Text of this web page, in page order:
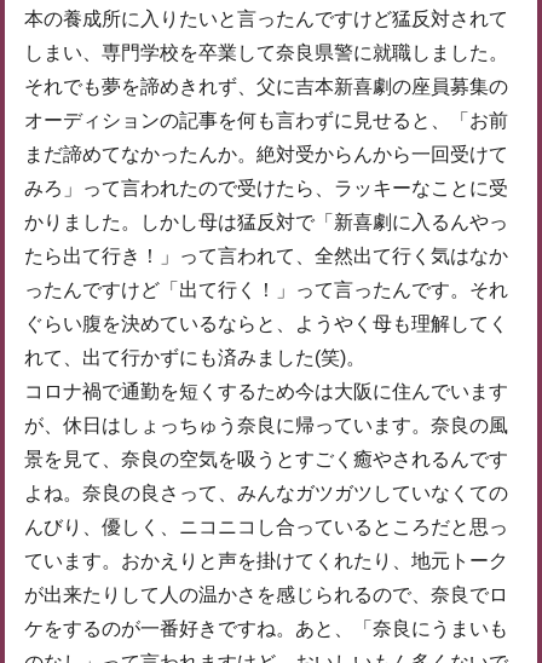
本の養成所に入りたいと言ったんですけど猛反対されて
しまい、専門学校を卒業して奈良県警に就職しました。
それでも夢を諦めきれず、父に吉本新喜劇の座員募集の
オーディションの記事を何も言わずに見せると、「お前
まだ諦めてなかったんか。絶対受からんから一回受けて
みろ」って言われたので受けたら、ラッキーなことに受
かりました。しかし母は猛反対で「新喜劇に入るんやっ
たら出て行き！」って言われて、全然出て行く気はなか
ったんですけど「出て行く！」って言ったんです。それ
ぐらい腹を決めているならと、ようやく母も理解してく
れて、出て行かずにも済みました(笑)。
コロナ禍で通勤を短くするため今は大阪に住んでいます
が、休日はしょっちゅう奈良に帰っています。奈良の風
景を見て、奈良の空気を吸うとすごく癒やされるんです
よね。奈良の良さって、みんなガツガツしていなくての
んびり、優しく、ニコニコし合っているところだと思っ
ています。おかえりと声を掛けてくれたり、地元トーク
が出来たりして人の温かさを感じられるので、奈良でロ
ケをするのが一番好きですね。あと、「奈良にうまいも